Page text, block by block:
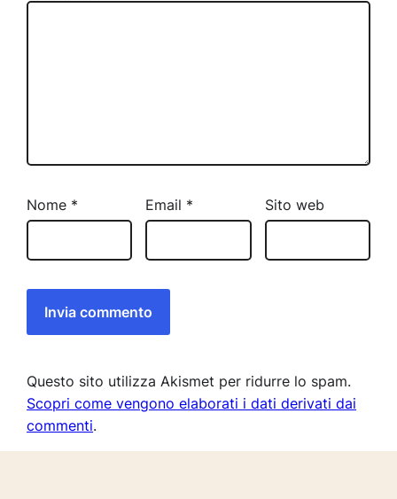
Nome * Email * Sito web
Questo sito utilizza Akismet per ridurre lo spam.
Scopri come vengono elaborati i dati derivati dai
commenti.